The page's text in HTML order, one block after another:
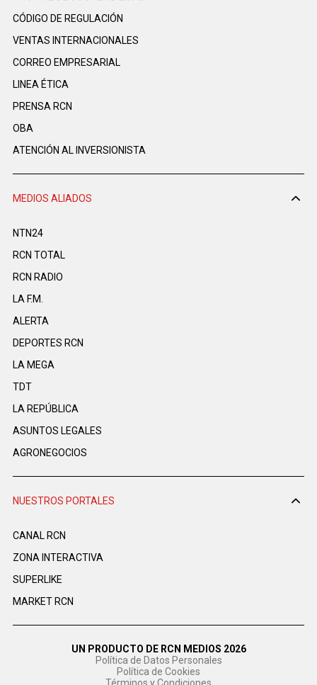
CÓDIGO DE REGULACIÓN
VENTAS INTERNACIONALES
CORREO EMPRESARIAL
LINEA ÉTICA
PRENSA RCN
OBA
ATENCIÓN AL INVERSIONISTA
MEDIOS ALIADOS
NTN24
RCN TOTAL
RCN RADIO
LA F.M.
ALERTA
DEPORTES RCN
LA MEGA
TDT
LA REPÚBLICA
ASUNTOS LEGALES
AGRONEGOCIOS
NUESTROS PORTALES
CANAL RCN
ZONA INTERACTIVA
SUPERLIKE
MARKET RCN
UN PRODUCTO DE RCN MEDIOS 2026
Política de Datos Personales
Política de Cookies
Términos y Condiciones